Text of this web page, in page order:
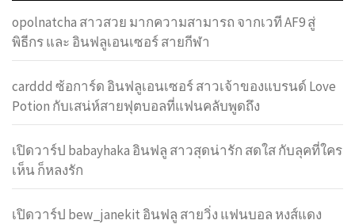
opolnatcha สาวสวย มากความสามารถ จากเวที AF9 สู่
พิธีกร และ อินฟลูเอนเซอร์ สายกีฬา
carddd ซ้อการ์ด อินฟลูเอนเซอร์ สาวเจ้าของแบรนด์ Love
Potion กับเสน่ห์สายฟุตบอลที่แฟนคลับพูดถึง
เปิดวาร์ป babayhaka อินฟลู สาวสุดน่ารัก สดใส กับลุคที่ใคร
เห็น ก็หลงรัก
เปิดวาร์ป bew_janekit อินฟลู สายวิ่ง แฟนบอล หงส์แดง